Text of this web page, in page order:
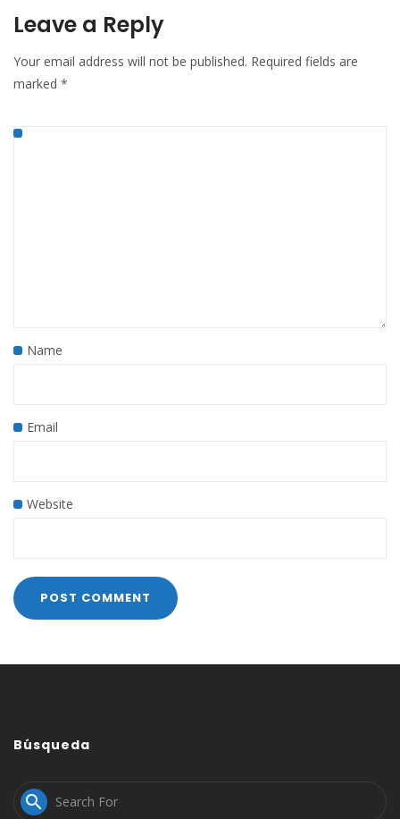
Leave a Reply
Your email address will not be published. Required fields are
marked *
Name
Email
Website
Búsqueda
